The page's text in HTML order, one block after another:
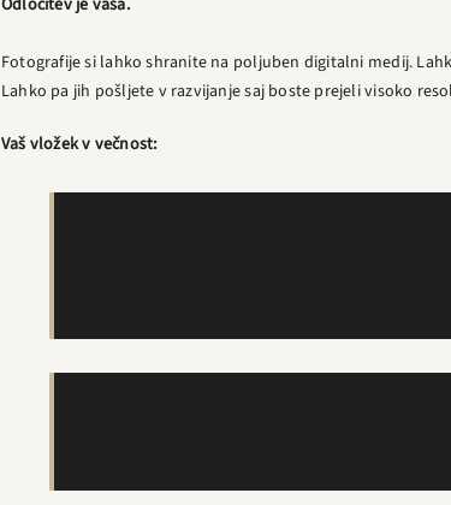
Odločitev je vaša.
Fotografije si lahko shranite na poljuben digitalni medij.
Lahko pa jih pošljete v razvijanje saj boste prejeli visoko
Vaš vložek v večnost: